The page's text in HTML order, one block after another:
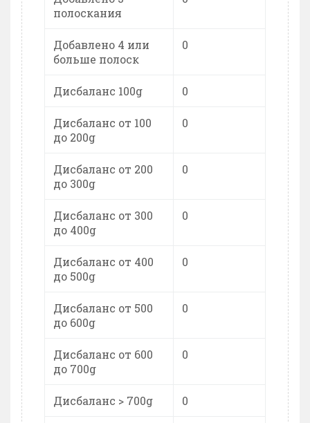
полоскания
Добавлено 4 или
больше полоск
0
Дисбаланс 100g 0
Дисбаланс от 100
до 200g
0
Дисбаланс от 200
до 300g
0
Дисбаланс от 300
до 400g
0
Дисбаланс от 400
до 500g
0
Дисбаланс от 500
до 600g
0
Дисбаланс от 600
до 700g
0
Дисбаланс > 700g 0